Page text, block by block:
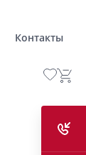
Контакты